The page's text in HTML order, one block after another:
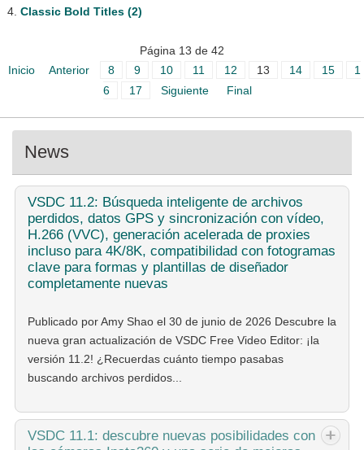
Classic Bold Titles (2)
Página 13 de 42
Inicio
Anterior 8 9 10 11 12 13 14 15
1
6
17 Siguiente Final
News
VSDC 11.2: Búsqueda inteligente de archivos
perdidos, datos GPS y sincronización con vídeo,
H.266 (VVC), generación acelerada de proxies
incluso para 4K/8K, compatibilidad con fotogramas
clave para formas y plantillas de diseñador
completamente nuevas
Publicado por Amy Shao el 30 de junio de 2026 Descubre la
nueva gran actualización de VSDC Free Video Editor: ¡la
versión 11.2! ¿Recuerdas cuánto tiempo pasabas
buscando archivos perdidos...
VSDC 11.1: descubre nuevas posibilidades con